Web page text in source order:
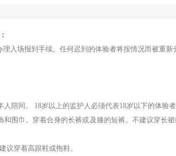
入场报到手续。任何迟到的体验者将按情况而被重新
陪同。 18岁以上的监护人必须代表18岁以下的体验
围巾。穿着合身的长裤或及膝的短裤。不建议穿长
议穿着高跟鞋或拖鞋。